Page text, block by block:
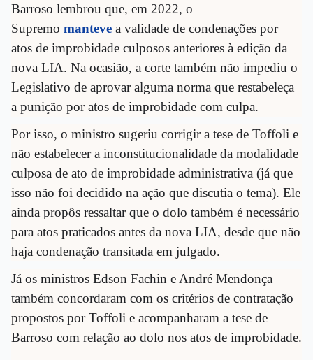
Barroso lembrou que, em 2022, o
Supremo manteve a validade de condenações por
atos de improbidade culposos anteriores à edição da
nova LIA. Na ocasião, a corte também não impediu o
Legislativo de aprovar alguma norma que restabeleça
a punição por atos de improbidade com culpa.
Por isso, o ministro sugeriu corrigir a tese de Toffoli e
não estabelecer a inconstitucionalidade da modalidade
culposa de ato de improbidade administrativa (já que
isso não foi decidido na ação que discutia o tema). Ele
ainda propôs ressaltar que o dolo também é necessário
para atos praticados antes da nova LIA, desde que não
haja condenação transitada em julgado.
Já os ministros Edson Fachin e André Mendonça
também concordaram com os critérios de contratação
propostos por Toffoli e acompanharam a tese de
Barroso com relação ao dolo nos atos de improbidade.